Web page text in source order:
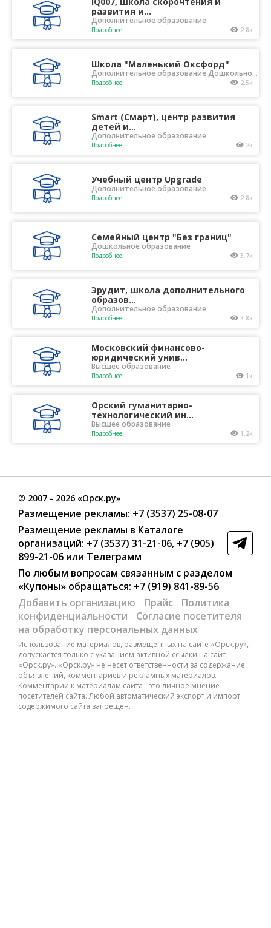
развития и...
Дополнительное образование
Подробнее 2.8к
Школа "Маленький Оксфорд"
Дополнительное образование Дошкольное
образование
Подробнее 2.5к
Smart (Смарт), центр развития
детей и...
Дополнительное образование
Подробнее 2к
Учебный центр Upgrade
Дополнительное образование
Подробнее 2.8к
Семейный центр "Без границ"
Дошкольное образование
Подробнее 3.7к
Эрудит, школа дополнительного
образов...
Дополнительное образование
Подробнее 3.8к
Московский финансово-
юридический унив...
Высшее образование
Подробнее 1к
Орский гуманитарно-
технологический ин...
Высшее образование
Подробнее 1.2к
© 2007 - 2026 «Орск.ру»
Размещение рекламы: +7 (3537) 25-08-07
Размещение рекламы в Каталоге
организаций: +7 (3537) 31-21-06, +7 (905)
899-21-06 или Телеграмм
По любым вопросам связанным с разделом
«Купоны» обращаться: +7 (919) 841-89-56
Добавить организацию
Прайс
Политика
конфиденциальности
Согласие посетителя
на обработку персональных данных
Использование материалов, размещенных на сайте «Орск.ру»,
допускается только с указанием активной ссылки на сайт
«Орск.ру». «Орск.ру» не несет ответственности за содержание
объявлений, комментариев и рекламных материалов.
Комментарии к материалам сайта - это личное мнение
посетителей сайта. Любой автоматический экспорт и импорт
содержимого сайта запрещен.